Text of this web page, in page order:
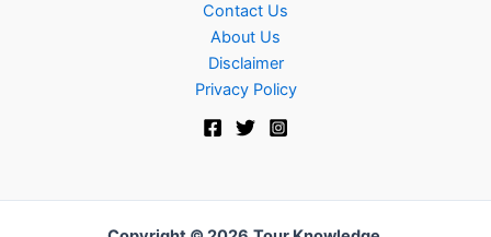
Contact Us
About Us
Disclaimer
Privacy Policy